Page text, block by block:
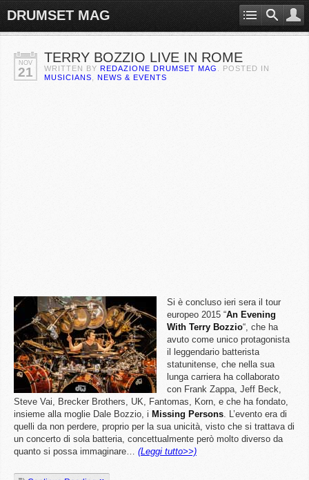
DRUMSET MAG
NOV
21
TERRY BOZZIO LIVE IN ROME
WRITTEN BY REDAZIONE DRUMSET MAG
. POSTED IN
MUSICIANS
NEWS & EVENTS
Si è concluso ieri sera il tour
europeo 2015 “An Evening
With Terry Bozzio“, che ha
avuto come unico protagonista
il leggendario batterista
statunitense, che nella sua
lunga carriera ha collaborato
con Frank Zappa, Jeff Beck,
Steve Vai, Brecker Brothers, UK, Fantomas, Korn, e che ha fondato,
insieme alla moglie Dale Bozzio, i Missing Persons. L’evento era di
quelli da non perdere, proprio per la sua unicità, visto che si trattava di
un concerto di sola batteria, concettualmente però molto diverso da
quanto si possa immaginare… (Leggi tutto>>)